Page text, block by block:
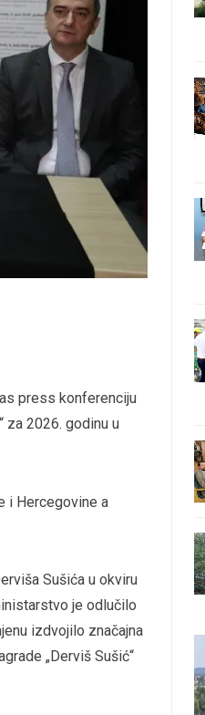
press konferenciju
za 2026. godinu u
i Hercegovine a
Sušića u okviru
je odlučilo
izdvojilo značajna
„Derviš Sušić“